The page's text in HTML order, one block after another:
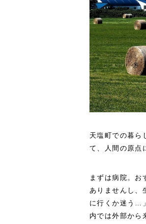
天塩町での暮ら
て、人間の原点
まずは病院。お
ありませんし、
に行くか迷う…
内では外部から